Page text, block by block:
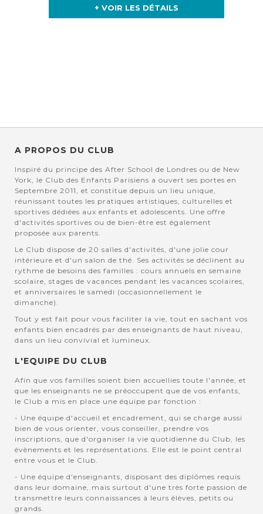
+ VOIR LES DÉTAILS
A PROPOS DU CLUB
Inspiré du principe des After School de Londres ou de New
York, le Club des Enfants Parisiens a ouvert ses portes en
Septembre 2011, et constitue depuis un lieu unique,
réunissant toutes les pratiques artistiques, culturelles et
sportives dédiées aux enfants et adolescents. Une offre
d'activités sportives ou de bien-être est également
proposée aux parents.
Le Club dispose de 20 salles d'activités, d'une jolie cour
intérieure et d'un salon de thé. Ses activités se déclinent au
rythme de besoins des familles : cours annuels en semaine
scolaire, stages de vacances pendant les vacances scolaires,
et anniversaires le samedi (occasionnellement le
dimanche).
Tout y est fait pour vous faciliter la vie, tout en sachant vos
enfants bien encadrés par des enseignants de haut niveau,
dans un lieu convivial et lumineux.
L'EQUIPE DU CLUB
Afin que vos familles soient bien accuellies toute l'année, et
que les enseignants ne se préoccupent que de vos enfants,
le Club a mis en place une équipe par fonction :
- Une équipe d'accueil et encadrement, qui se charge aussi
bien de vous orienter, vous conseiller, prendre vos
inscriptions, que d'organiser la vie quotidienne du Club, les
évènements et les représentations. Elle est le point central
entre vous et le Club.
- Une équipe d'enseignants, disposant des diplômes requis
dans leur domaine, mais surtout d'une très forte passion de
transmettre leurs connaissances à leurs élèves, petits ou
grands.